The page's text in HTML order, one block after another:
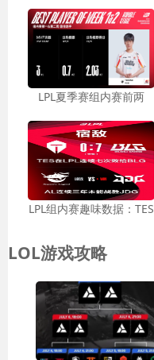
LPL夏季赛组内赛前两
LPL组内赛趣味数据：TES
LOL游戏攻略